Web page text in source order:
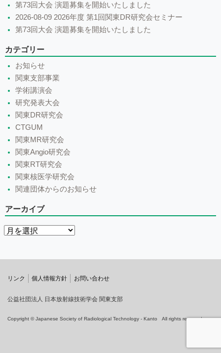
第73回大会 演題募集を開始いたしました
2026-08-09 2026年度 第1回関東DR研究会セミナー
第73回大会 演題募集を開始いたしました
カテゴリー
お知らせ
関東支部事業
学術講演会
研究発表大会
関東DR研究会
CTGUM
関東MR研究会
関東Angio研究会
関東RT研究会
関東核医学研究会
関連団体からのお知らせ
アーカイブ
リンク 個人情報方針 お問い合わせ
公益社団法人 日本放射線技術学会 関東支部
Copyright © Japanese Society of Radiological Technology - Kanto All rights reserved.